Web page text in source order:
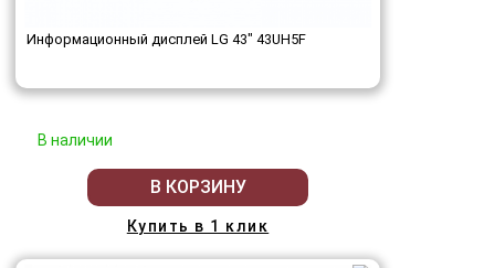
Информационный дисплей LG 43" 43UH5F
В наличии
В КОРЗИНУ
Купить в 1 клик